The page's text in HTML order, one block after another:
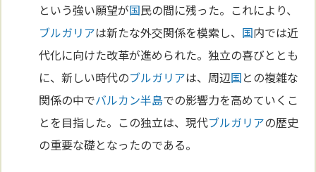
という強い願望が国民の間に残った。これにより、
ブルガリアは新たな外交関係を模索し、 国内では近
代化に向けた改革が進められた。独立の喜びととも
に、新しい時代のブルガリアは、周辺国との複雑な
関係の中でバルカン半島での影響力を高めていくこ
とを目指した。この独立は、現代ブルガリアの歴史
の重要な礎となったのである。